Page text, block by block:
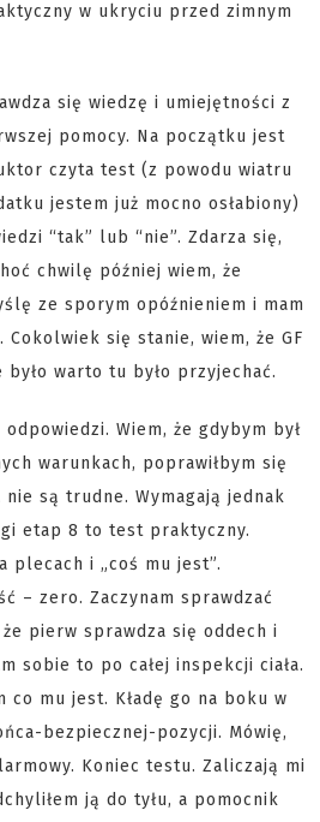
w ukryciu przed zimnym
się wiedzę i umiejętności z
pomocy. Na początku jest
czyta test (z powodu wiatru
jestem już mocno osłabiony)
“tak” lub “nie”. Zdarza się,
chwilę później wiem, że
ze sporym opóźnieniem i mam
Cokolwiek się stanie, wiem, że GF
było warto tu było przyjechać.
Wiem, że gdybym był
warunkach, poprawiłbym się
są trudne. Wymagają jednak
etap 8 to test praktyczny.
plecach i „coś mu jest”.
– zero. Zaczynam sprawdzać
pierw sprawdza się oddech i
sobie to po całej inspekcji ciała.
co mu jest. Kładę go na boku w
bezpiecznej-pozycji. Mówię,
Koniec testu. Zaliczają mi
ją do tyłu, a pomocnik